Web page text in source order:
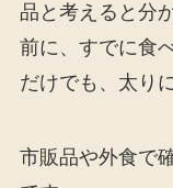
品と考えると分
前に、すでに食
だけでも、太り
市販品や外食で